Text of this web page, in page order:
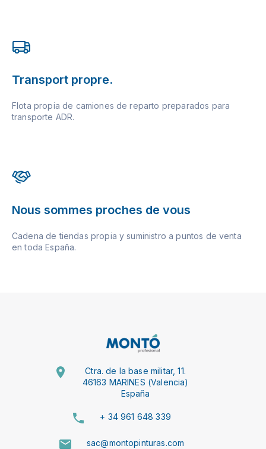
Transport propre.
Flota propia de camiones de reparto preparados para
transporte ADR.
Nous sommes proches de vous
Cadena de tiendas propia y suministro a puntos de venta
en toda España.
Ctra. de la base militar, 11.
46163 MARINES (Valencia)
España
+ 34 961 648 339
sac@montopinturas.com